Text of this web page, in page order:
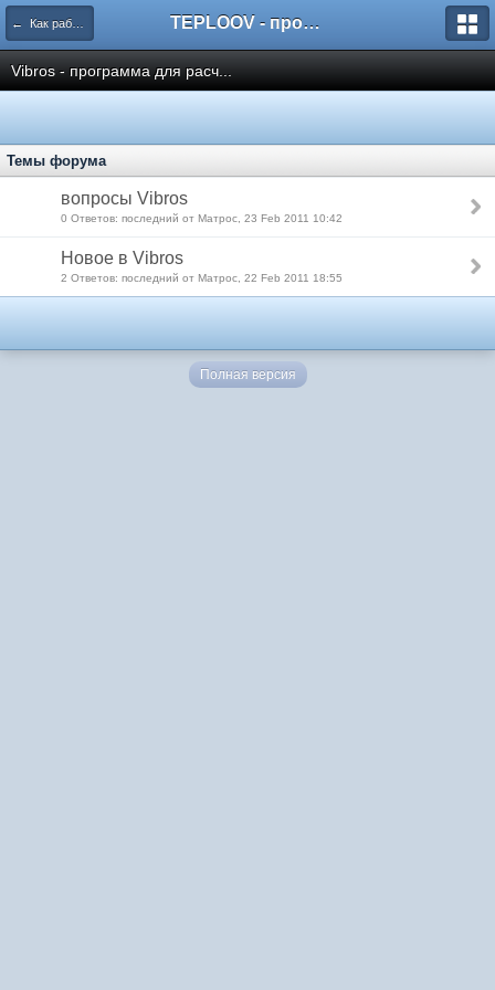
← Как работать с пакетом TeploOV? TEPLOOV - программный комплекс для расчёта систем отопления и вентиляции
Vibros - программа для расч...
Темы форума
вопросы Vibros
0 Ответов: последний от Матрос, 23 Feb 2011 10:42
Новое в Vibros
2 Ответов: последний от Матрос, 22 Feb 2011 18:55
Полная версия